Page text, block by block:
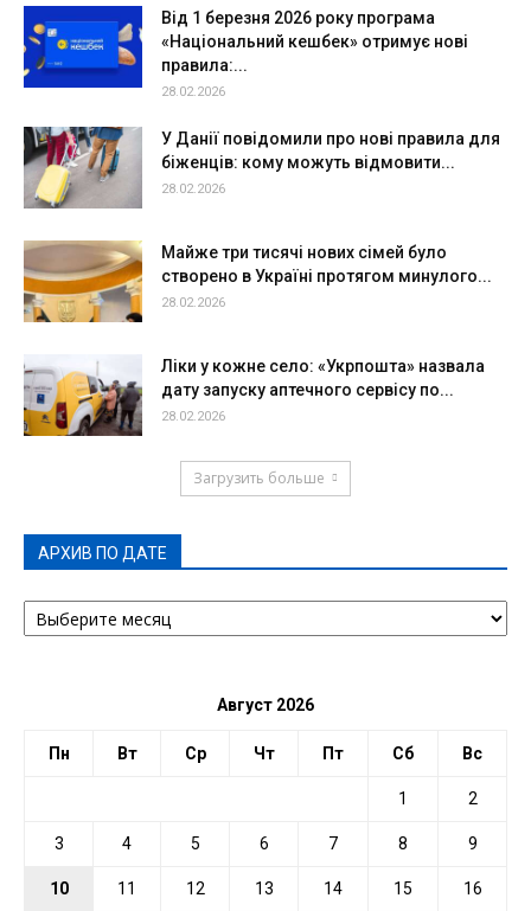
Від 1 березня 2026 року програма
«Національний кешбек» отримує нові
правила:...
28.02.2026
У Данії повідомили про нові правила для
біженців: кому можуть відмовити...
28.02.2026
Майже три тисячі нових сімей було
створено в Україні протягом минулого...
28.02.2026
Ліки у кожне село: «Укрпошта» назвала
дату запуску аптечного сервісу по...
28.02.2026
Загрузить больше
АРХИВ ПО ДАТЕ
АРХИВ
ПО
Август 2026
Пн Вт Ср Чт Пт Сб Вс
1 2
3 4 5 6 7 8 9
10 11 12 13 14 15 16